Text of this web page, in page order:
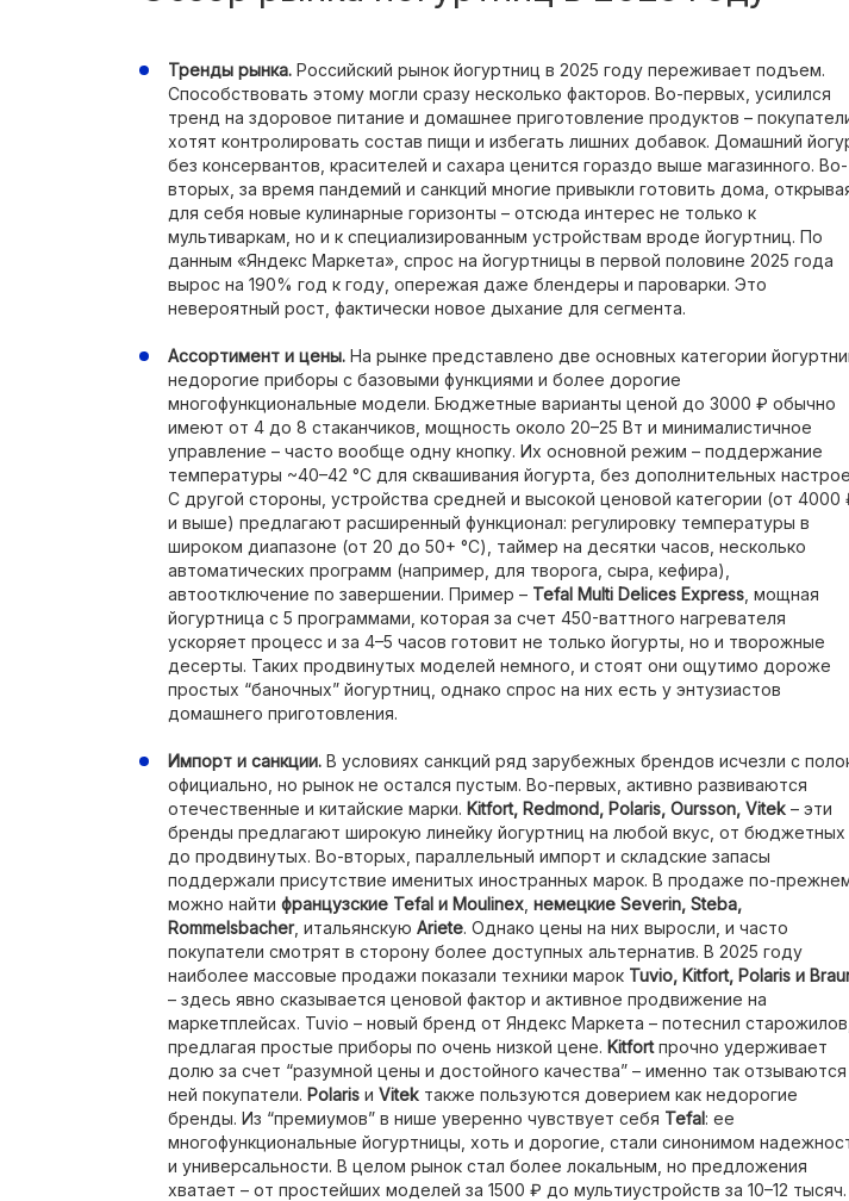
Тренды рынка. Российский рынок йогуртниц в 2025 году переживает подъем.
Способствовать этому могли сразу несколько факторов. Во-первых, усилился
тренд на здоровое питание и домашнее приготовление продуктов –
хотят контролировать состав пищи и избегать лишних добавок. Домашний
без консервантов, красителей и сахара ценится гораздо выше магазинного. Во-
вторых, за время пандемий и санкций многие привыкли готовить дома,
для себя новые кулинарные горизонты – отсюда интерес не только к
мультиваркам, но и к специализированным устройствам вроде йогуртниц. По
данным «Яндекс Маркета», спрос на йогуртницы в первой половине 2025 года
вырос на 190% год к году, опережая даже блендеры и пароварки. Это
невероятный рост, фактически новое дыхание для сегмента.
Ассортимент и цены. На рынке представлено две основных категории
недорогие приборы с базовыми функциями и более дорогие
многофункциональные модели. Бюджетные варианты ценой до 3000 ₽ обычно
имеют от 4 до 8 стаканчиков, мощность около 20–25 Вт и минималистичное
управление – часто вообще одну кнопку. Их основной режим – поддержание
температуры ~40–42 °C для сквашивания йогурта, без дополнительных
С другой стороны, устройства средней и высокой ценовой категории (от 4000
и выше) предлагают расширенный функционал: регулировку температуры в
широком диапазоне (от 20 до 50+ °C), таймер на десятки часов, несколько
автоматических программ (например, для творога, сыра, кефира),
автоотключение по завершении. Пример – Tefal Multi Delices Express , мощная
йогуртница с 5 программами, которая за счет 450-ваттного нагревателя
ускоряет процесс и за 4–5 часов готовит не только йогурты, но и творожные
десерты. Таких продвинутых моделей немного, и стоят они ощутимо дороже
простых “баночных” йогуртниц, однако спрос на них есть у энтузиастов
домашнего приготовления.
Импорт и санкции. В условиях санкций ряд зарубежных брендов исчезли с
официально, но рынок не остался пустым. Во-первых, активно развиваются
отечественные и китайские марки. Kitfort, Redmond, Polaris, Oursson, Vitek – эти
бренды предлагают широкую линейку йогуртниц на любой вкус, от бюджетных
до продвинутых. Во-вторых, параллельный импорт и складские запасы
поддержали присутствие именитых иностранных марок. В продаже по-
можно найти французские Tefal и Moulinex немецкие Severin, Steba,
Rommelsbacher, итальянскую Ariete. Однако цены на них выросли, и часто
покупатели смотрят в сторону более доступных альтернатив. В 2025 году
наиболее массовые продажи показали техники марок Tuvio, Kitfort, Polaris и
– здесь явно сказывается ценовой фактор и активное продвижение на
маркетплейсах. Tuvio – новый бренд от Яндекс Маркета – потеснил старожилов,
предлагая простые приборы по очень низкой цене. Kitfortпрочно удерживает
долю за счет “разумной цены и достойного качества” – именно так
ней покупатели. Polaris и Vitek также пользуются доверием как недорогие
бренды. Из “премиумов” в нише уверенно чувствует себя Tefal: ее
многофункциональные йогуртницы, хоть и дорогие, стали синонимом
и универсальности. В целом рынок стал более локальным, но предложения
хватает – от простейших моделей за 1500 ₽ до мультиустройств за 10–12 тысяч.